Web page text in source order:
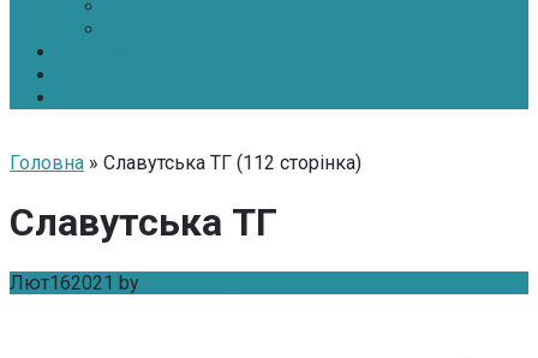
Головна » Славутська ТГ (112 сторінка)
Славутська ТГ
Лют162021 by